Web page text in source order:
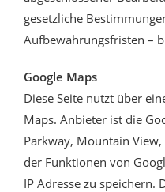
gesetzliche
Aufbewahrungsfristen –
Google Maps
Diese Seite nutzt über
Maps. Anbieter ist die
Parkway, Mountain
der Funktionen von
IP Adresse zu speichern.